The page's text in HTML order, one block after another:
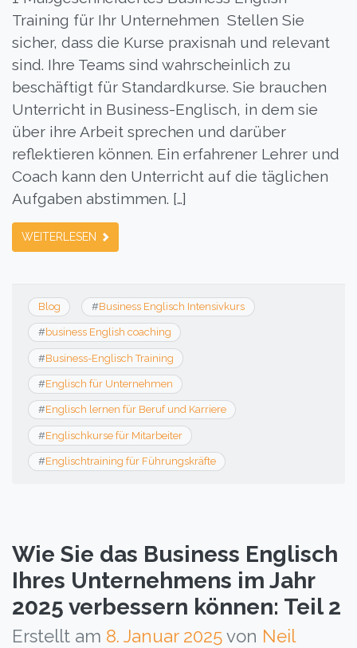
Training für Ihr Unternehmen Stellen Sie
sicher, dass die Kurse praxisnah und relevant
sind. Ihre Teams sind wahrscheinlich zu
beschäftigt für Standardkurse. Sie brauchen
Unterricht in Business-Englisch, in dem sie
über ihre Arbeit sprechen und darüber
reflektieren können. Ein erfahrener Lehrer und
Coach kann den Unterricht auf die täglichen
Aufgaben abstimmen. […]
WEITERLESEN
Blog #Business Englisch Intensivkurs
#business English coaching
#Business-Englisch Training
#Englisch für Unternehmen
#Englisch lernen für Beruf und Karriere
#Englischkurse für Mitarbeiter
#Englischtraining für Führungskräfte
Wie Sie das Business Englisch
Ihres Unternehmens im Jahr
2025 verbessern können: Teil 2
Erstellt am 8. Januar 2025von Neil